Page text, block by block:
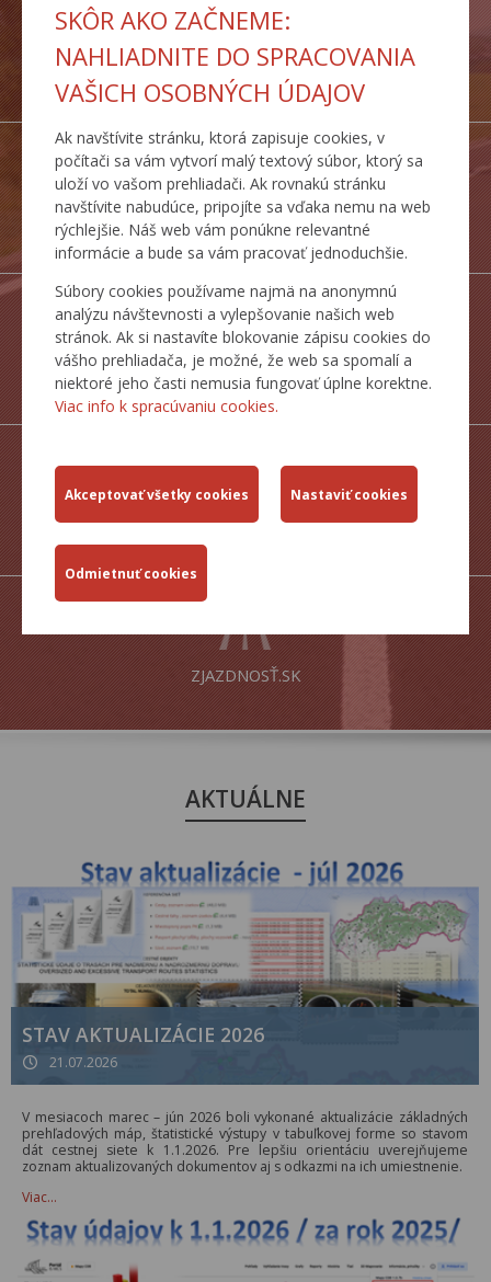
SKÔR AKO ZAČNEME:
NAHLIADNITE DO SPRACOVANIA
VAŠICH OSOBNÝCH ÚDAJOV
Ak navštívite stránku, ktorá zapisuje cookies, v
počítači sa vám vytvorí malý textový súbor, ktorý sa
uloží vo vašom prehliadači. Ak rovnakú stránku
navštívite nabudúce, pripojíte sa vďaka nemu na web
rýchlejšie. Náš web vám ponúkne relevantné
informácie a bude sa vám pracovať jednoduchšie.
Súbory cookies používame najmä na anonymnú
analýzu návštevnosti a vylepšovanie našich web
stránok. Ak si nastavíte blokovanie zápisu cookies do
vášho prehliadača, je možné, že web sa spomalí a
niektoré jeho časti nemusia fungovať úplne korektne.
Viac info k spracúvaniu cookies.
INSPIRE
SLUŽBY
DOPRAVNÉ
TRASY
ŠTATISTICKÉ
PREHĽADY
MAPY CESTNEJ
ZJAZDNOSŤ.SK
AKTUÁLNE
STAV AKTUALIZÁCIE 2026
21.07.2026
V mesiacoch marec – jún 2026 boli vykonané aktualizácie základných
prehľadových máp, štatistické výstupy v tabuľkovej forme so stavom
dát cestnej siete k 1.1.2026. Pre lepšiu orientáciu uverejňujeme
zoznam aktualizovaných dokumentov aj s odkazmi na ich umiestnenie.
Viac…